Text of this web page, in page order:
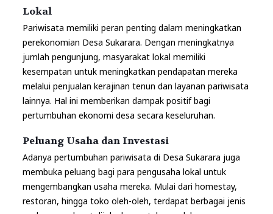
Lokal
Pariwisata memiliki peran penting dalam meningkatkan
perekonomian Desa Sukarara. Dengan meningkatnya
jumlah pengunjung, masyarakat lokal memiliki
kesempatan untuk meningkatkan pendapatan mereka
melalui penjualan kerajinan tenun dan layanan pariwisata
lainnya. Hal ini memberikan dampak positif bagi
pertumbuhan ekonomi desa secara keseluruhan.
Peluang Usaha dan Investasi
Adanya pertumbuhan pariwisata di Desa Sukarara juga
membuka peluang bagi para pengusaha lokal untuk
mengembangkan usaha mereka. Mulai dari homestay,
restoran, hingga toko oleh-oleh, terdapat berbagai jenis